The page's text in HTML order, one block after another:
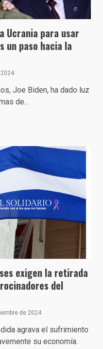
Ucrania para usar
un paso hacia la
Joe Biden, ha dado luz
de...
exigen la retirada
del
de 2024
agrava el sufrimiento
su economía.